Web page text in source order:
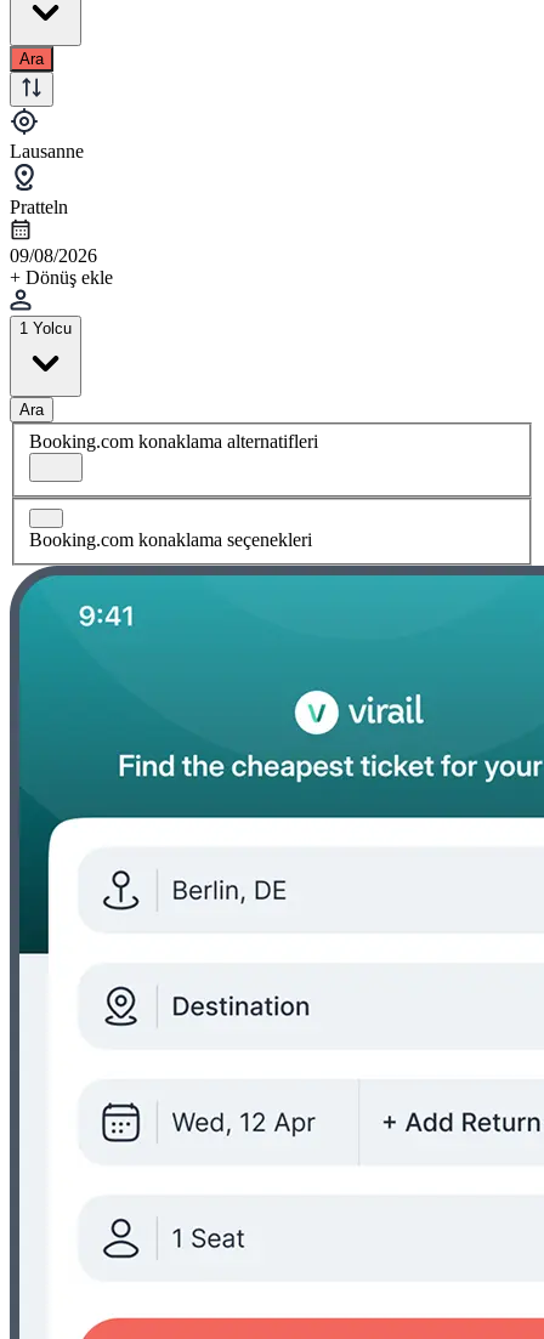
Ara
Lausanne
Pratteln
09/08/2026
+ Dönüş ekle
1 Yolcu
Ara
Booking.com konaklama alternatifleri
Booking.com konaklama seçenekleri